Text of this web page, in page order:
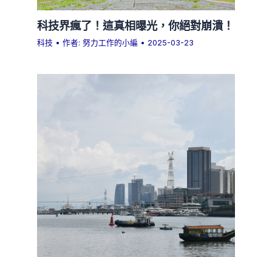
科技界瘋了！這真相曝光，你絕對崩潰！
科技 • 作者:努力工作的小編 • 2025-03-23